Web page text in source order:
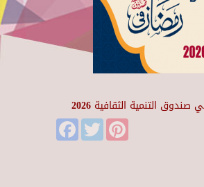
التنمية الثقافية 2026
FacebookTwitter